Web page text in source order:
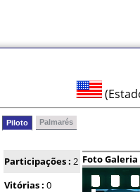
Piloto Palmarés
Participações : 2 Foto Galeria
Vitórias : 0